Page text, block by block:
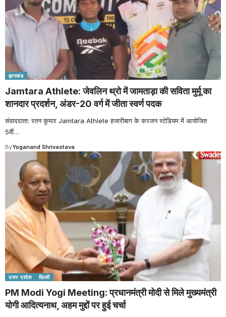
झारखंड
Jamtara Athlete: जेवलिन थ्रो में जामताड़ा की सविता मुर्मू का
शानदार प्रदर्शन, अंडर-20 वर्ग में जीता स्वर्ण पदक
संवाददाता: रतन कुमार Jamtara Athlete हजारीबाग के करजन स्टेडियम में आयोजित
5वीं…
ByYoganand Shrivastava
उत्तर प्रदेश दिल्ली
PM Modi Yogi Meeting: प्रधानमंत्री मोदी से मिले मुख्यमंत्री
योगी आदित्यनाथ, अहम मुद्दों पर हुई चर्चा